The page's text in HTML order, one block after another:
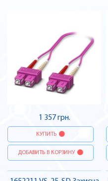
1 357 грн.
КУПИТЬ
ДОБАВИТЬ В КОРЗИНУ